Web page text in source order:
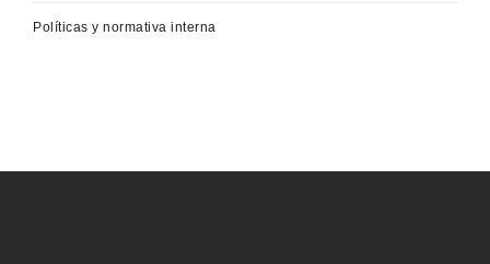
Políticas y normativa interna